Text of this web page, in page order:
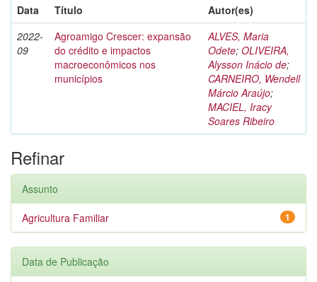
Data
Título
Autor(es)
2022-
09
Agroamigo Crescer: expansão
do crédito e impactos
macroeconômicos nos
municípios
ALVES, Maria
Odete; OLIVEIRA,
Alysson Inácio de;
CARNEIRO, Wendell
Márcio Araújo;
MACIEL, Iracy
Soares Ribeiro
Refinar
Assunto
1
Agricultura Familiar
Data de Publicação